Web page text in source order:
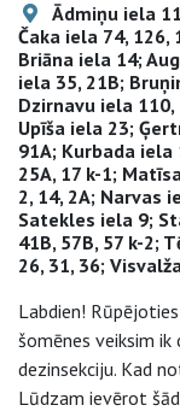
Ādmiņu iela
Čaka iela 74, 126,
Briāna iela 14;
iela 35, 21B;
Dzirnavu iela 110,
Upīša iela 23;
91A; Kurbada iela
25A, 17 k-1;
2, 14, 2A; Narvas
Satekles iela 9;
41B, 57B, 57 k-2;
26, 31, 36;
Labdien!
šomēnes veiksim
dezinsekciju. Kad
Lūdzam ievērot